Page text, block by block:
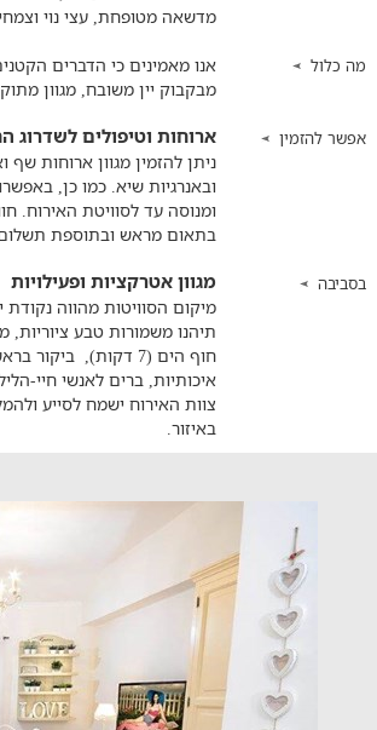
מדשאה מטופחת, עצי נוי
מה כלול
אנו מאמינים כי הדברים
מבקבוק יין משובח, מגוון
אפשר להזמין ארוחות וטיפולים לשדרוג
ניתן להזמין מגוון ארוחות
ובאנרגיות שיא. כמו כן,
ומנוסה עד לסוויטת האירוח.
בתאום מראש ובתוספת
בסביבה מגוון אטרקציות ופעילויות
מיקום הסוויטות מהווה
תיהנו משמורות טבע ציוריות,
חוף הים (7 דקות),
איכותיות, ברים לאנשי חיי-
צוות האירוח ישמח לסייע
באיזור.